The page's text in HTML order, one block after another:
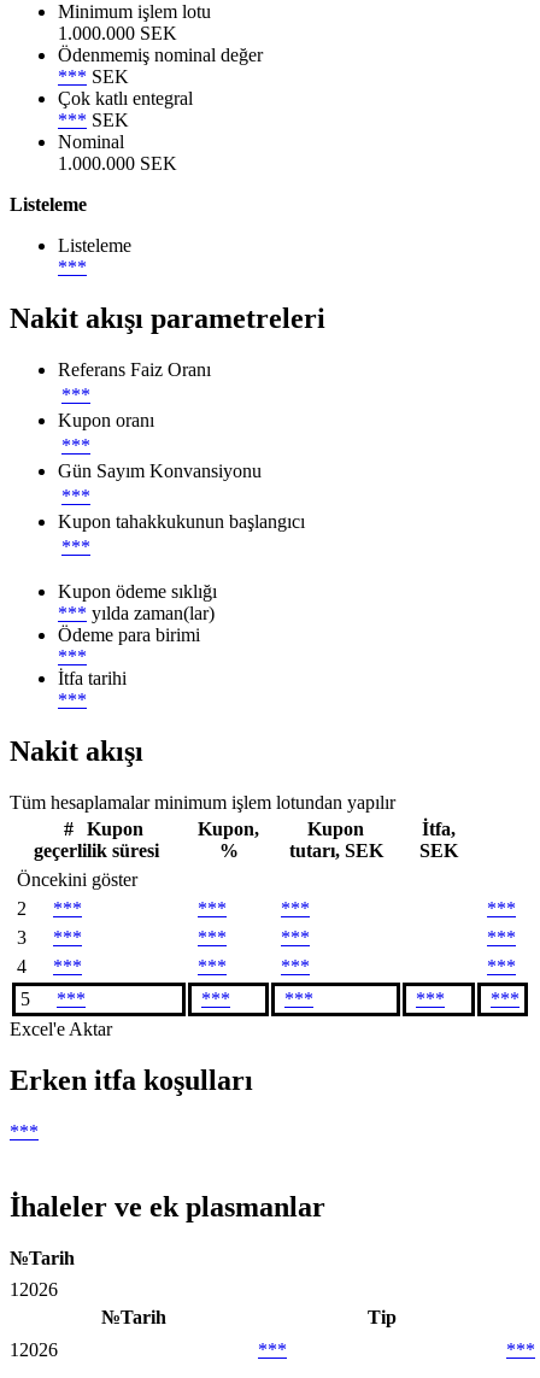
Minimum işlem lotu
1.000.000 SEK
Ödenmemiş nominal değer
*** SEK
Çok katlı entegral
*** SEK
Nominal
1.000.000 SEK
Listeleme
Listeleme
***
Nakit akışı parametreleri
Referans Faiz Oranı
***
Kupon oranı
***
Gün Sayım Konvansiyonu
***
Kupon tahakkukunun başlangıcı
***
Kupon ödeme sıklığı
*** yılda zaman(lar)
Ödeme para birimi
***
İtfa tarihi
***
Nakit akışı
Tüm hesaplamalar minimum işlem lotundan yapılır
#
Kupon
geçerlilik süresi
Kupon,
%
Kupon
tutarı, SEK
İtfa,
SEK
Öncekini göster
2
*** *** ***
***
3
*** *** ***
***
4
*** *** ***
***
5
*** *** *** ***
***
Excel'e Aktar
Erken itfa koşulları
***
İhaleler ve ek plasmanlar
№Tarih
1 2026
№Tarih
Tip
1 2026 ***
***